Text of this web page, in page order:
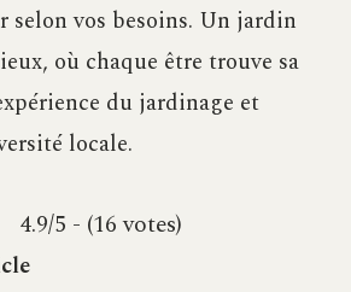
selon vos besoins. Un jardin
où chaque être trouve sa
du jardinage et
locale.
4.9/5 - (16 votes)